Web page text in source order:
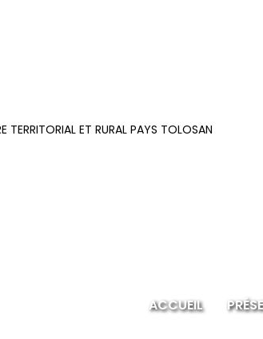
TERRITORIAL ET RURAL PAYS TOLOSAN
ACCUEIL